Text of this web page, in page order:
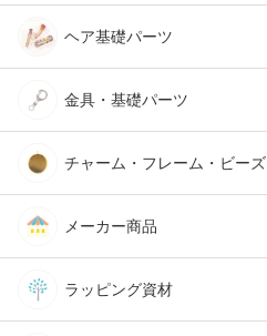
ヘア基礎パーツ
金具・基礎パーツ
チャーム・フレーム・ビーズ
メーカー商品
ラッピング資材